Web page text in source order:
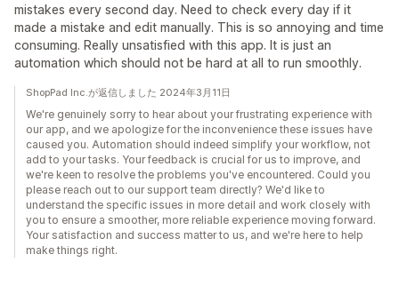
mistakes every second day. Need to check every day if it
made a mistake and edit manually. This is so annoying and time
consuming. Really unsatisfied with this app. It is just an
automation which should not be hard at all to run smoothly.
ShopPad Inc.が返信しました 2024年3月11日
We're genuinely sorry to hear about your frustrating experience with
our app, and we apologize for the inconvenience these issues have
caused you. Automation should indeed simplify your workflow, not
add to your tasks. Your feedback is crucial for us to improve, and
we're keen to resolve the problems you've encountered. Could you
please reach out to our support team directly? We'd like to
understand the specific issues in more detail and work closely with
you to ensure a smoother, more reliable experience moving forward.
Your satisfaction and success matter to us, and we're here to help
make things right.